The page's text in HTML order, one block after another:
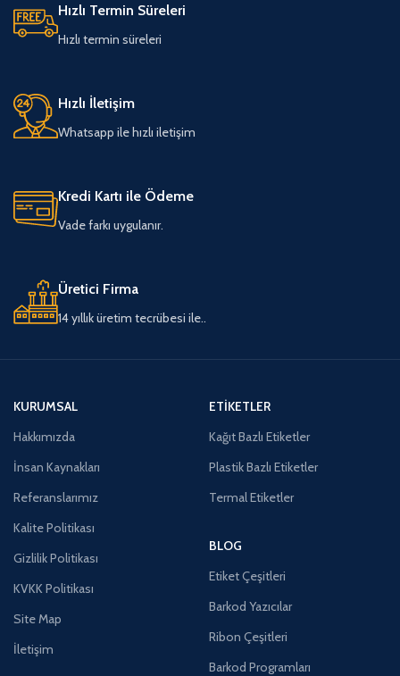
Hızlı Termin Süreleri
Hızlı termin süreleri
Hızlı İletişim
Whatsapp ile hızlı iletişim
Kredi Kartı ile Ödeme
Vade farkı uygulanır.
Üretici Firma
14 yıllık üretim tecrübesi ile..
KURUMSAL
Hakkımızda
İnsan Kaynakları
Referanslarımız
Kalite Politikası
Gizlilik Politikası
KVKK Politikası
Site Map
İletişim
ETIKETLER
Kağıt Bazlı Etiketler
Plastik Bazlı Etiketler
Termal Etiketler
BLOG
Etiket Çeşitleri
Barkod Yazıcılar
Ribon Çeşitleri
Barkod Programları